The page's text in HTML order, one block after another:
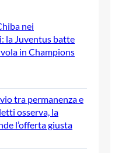
nei
la Juventus batte
in Champions
tra permanenza e
osserva, la
l’offerta giusta